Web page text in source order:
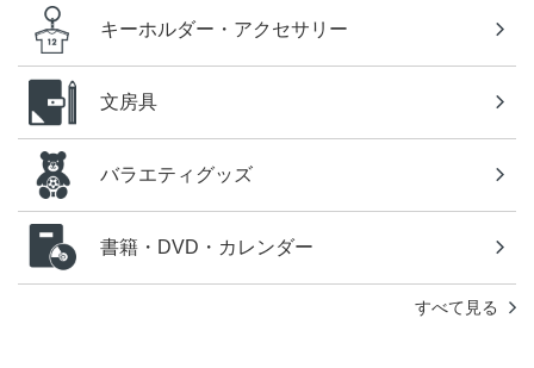
キーホルダー・アクセサリー
文房具
バラエティグッズ
書籍・DVD・カレンダー
すべて見る